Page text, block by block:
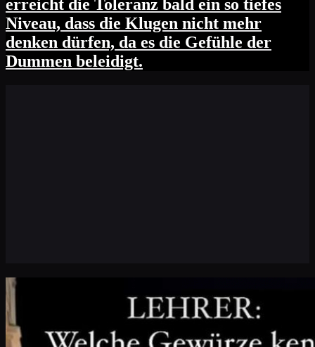
erreicht die Toleranz bald ein so tiefes
Niveau, dass die Klugen nicht mehr
denken dürfen, da es die Gefühle der
Dummen beleidigt.